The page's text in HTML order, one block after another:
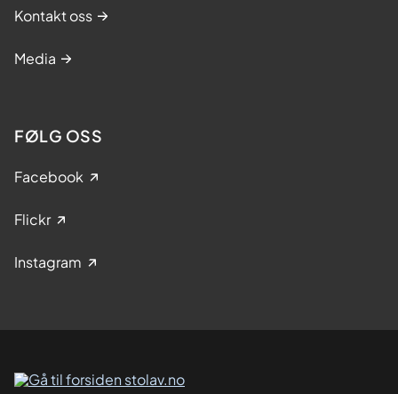
Kontakt oss
Media
FØLG OSS
Facebook
Flickr
Instagram